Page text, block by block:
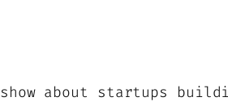
about startups